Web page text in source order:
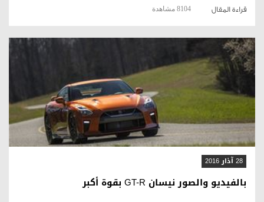
قراءة المقال 8104 مشاهدة
قراءة المقال
28 آذار 2016
بالفيديو والصور نيسان GT-R بقوة أكبر